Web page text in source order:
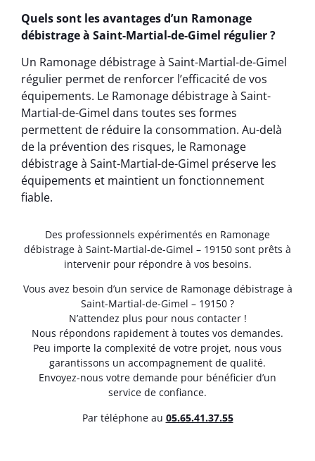
Quels sont les avantages d’un Ramonage
débistrage à Saint-Martial-de-Gimel régulier ?
Un Ramonage débistrage à Saint-Martial-de-Gimel
régulier permet de renforcer l’efficacité de vos
équipements. Le Ramonage débistrage à Saint-
Martial-de-Gimel dans toutes ses formes
permettent de réduire la consommation. Au-delà
de la prévention des risques, le Ramonage
débistrage à Saint-Martial-de-Gimel préserve les
équipements et maintient un fonctionnement
fiable.
Des professionnels expérimentés en Ramonage
débistrage à Saint-Martial-de-Gimel – 19150 sont prêts à
intervenir pour répondre à vos besoins.
Vous avez besoin d’un service de Ramonage débistrage à
Saint-Martial-de-Gimel – 19150 ?
N’attendez plus pour nous contacter !
Nous répondons rapidement à toutes vos demandes.
Peu importe la complexité de votre projet, nous vous
garantissons un accompagnement de qualité.
Envoyez-nous votre demande pour bénéficier d’un
service de confiance.
Par téléphone au 05.65.41.37.55